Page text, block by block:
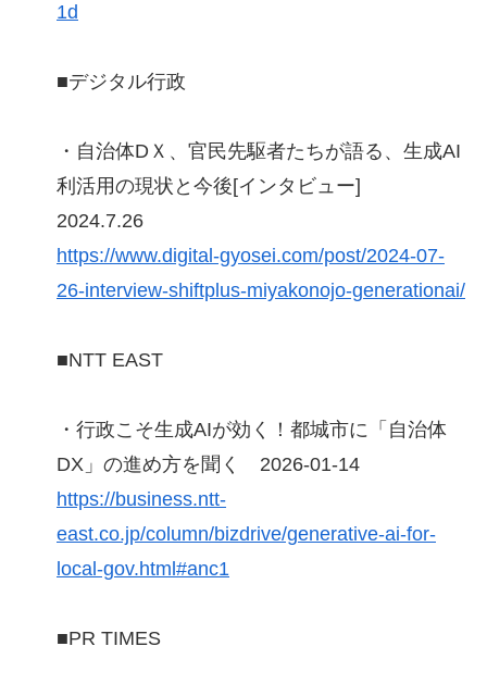
1d
■デジタル行政
・自治体DＸ、官民先駆者たちが語る、生成AI
利活用の現状と今後[インタビュー]
2024.7.26
https://www.digital-gyosei.com/post/2024-07-
26-interview-shiftplus-miyakonojo-generationai/
■NTT EAST
・行政こそ生成AIが効く！都城市に「自治体
DX」の進め方を聞く 2026-01-14
https://business.ntt-
east.co.jp/column/bizdrive/generative-ai-for-
local-gov.html#anc1
■PR TIMES